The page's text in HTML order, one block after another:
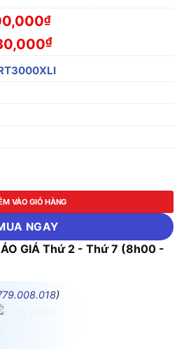
₫
₫
3000VA 230V số lượng
VÀO GIỎ HÀNG
NGAY
GIÁ Thứ 2 - Thứ 7 (8h00 -
)